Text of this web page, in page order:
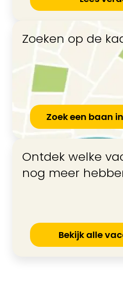
Zoeken op de
Zoek een baan
Ontdek welke
nog meer
Bekijk alle